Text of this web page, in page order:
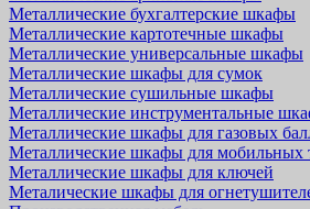
Металлические бухгалтерские шкафы
Металлические картотечные шкафы
Металлические универсальные шкафы
Металлические шкафы для сумок
Металлические сушильные шкафы
Металлические инструментальные
Металлические шкафы для газовых
Металлические шкафы для мобильных
Металлические шкафы для ключей
Металические шкафы для